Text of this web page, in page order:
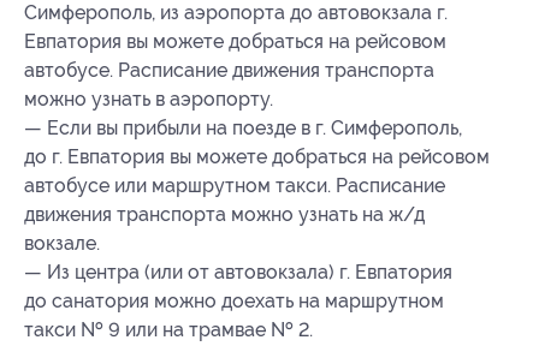
Симферополь, из аэропорта до автовокзала г.
Евпатория вы можете добраться на рейсовом
автобусе. Расписание движения транспорта
можно узнать в аэропорту.
— Если вы прибыли на поезде в г. Симферополь,
до г. Евпатория вы можете добраться на рейсовом
автобусе или маршрутном такси. Расписание
движения транспорта можно узнать на ж/д
вокзале.
— Из центра (или от автовокзала) г. Евпатория
до санатория можно доехать на маршрутном
такси № 9 или на трамвае № 2.